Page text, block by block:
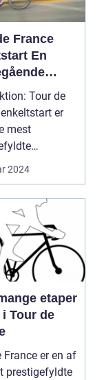
France
En
af den
test af
Tour de
er
mest
inden for
2024
etaper
Tour de
France er en af
prestigefyldte